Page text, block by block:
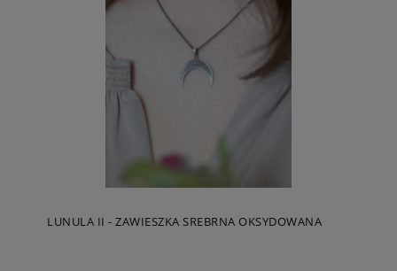
LUNULA II - ZAWIESZKA SREBRNA OKSYDOWANA